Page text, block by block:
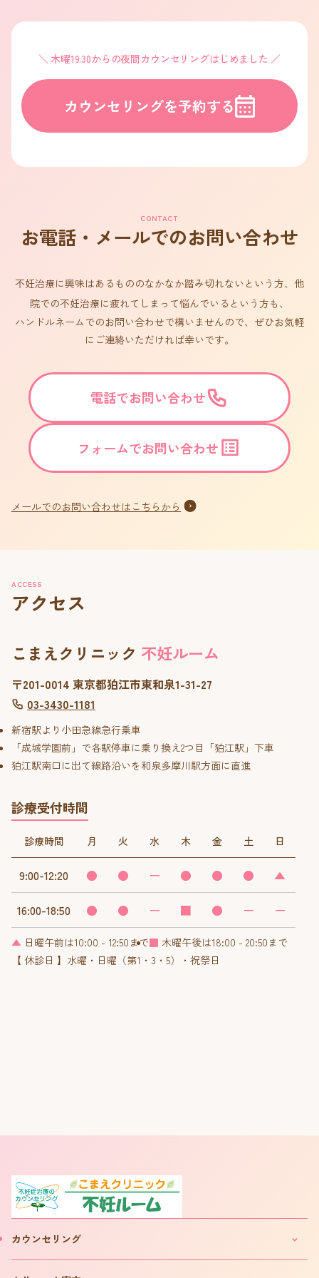
木曜19:30からの夜間カウンセリングはじめました
カウンセリングを予約する
CONTACT
お電話・メールでのお問い合わせ
不妊治療に興味はあるもののなかなか踏み切れないという方、他
院での不妊治療に疲れてしまって悩んでいるという方も、
ハンドルネームでのお問い合わせで構いませんので、ぜひお気軽
にご連絡いただければ幸いです。
電話でお問い合わせ
フォームでお問い合わせ
メールでのお問い合わせはこちらから
ACCESS
アクセス
こまえクリニック 不妊ルーム
〒201-0014 東京都狛江市東和泉1-31-27
03-3430-1181
新宿駅より小田急線急行乗車
「成城学園前」で各駅停車に乗り換え2つ目「狛江駅」下車
狛江駅南口に出て線路沿いを和泉多摩川駅方面に直進
診療受付時間
診療時間 月 火 水 木 金 土 日
9:00-12:20 ● ● ー ● ● ● ▲
16:00-18:50 ● ● ー ■ ● ー ー
▲ 日曜午前は10:00 - 12:50まで■ 木曜午後は18:00 - 20:50まで
【 休診日 】水曜・日曜（第1・3・5）・祝祭日
カウンセリング